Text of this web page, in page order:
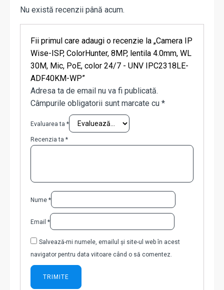
Nu există recenzii până acum.
Fii primul care adaugi o recenzie la „Camera IP
Wise-ISP, ColorHunter, 8MP, lentila 4.0mm, WL
30M, Mic, PoE, color 24/7 - UNV IPC2318LE-
ADF40KM-WP”
Adresa ta de email nu va fi publicată.
Câmpurile obligatorii sunt marcate cu *
Evaluarea ta *
Recenzia ta *
Nume *
Email *
Salvează-mi numele, emailul și site-ul web în acest
navigator pentru data viitoare când o să comentez.